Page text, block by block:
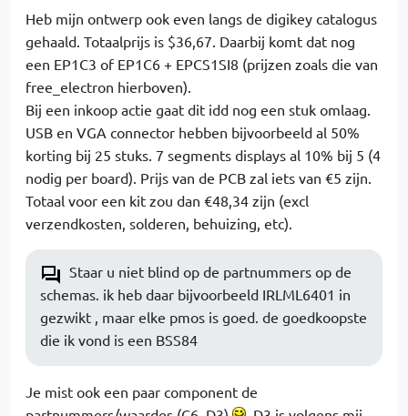
Heb mijn ontwerp ook even langs de digikey catalogus
gehaald. Totaalprijs is $36,67. Daarbij komt dat nog
een EP1C3 of EP1C6 + EPCS1SI8 (prijzen zoals die van
free_electron hierboven).
Bij een inkoop actie gaat dit idd nog een stuk omlaag.
USB en VGA connector hebben bijvoorbeeld al 50%
korting bij 25 stuks. 7 segments displays al 10% bij 5 (4
nodig per board). Prijs van de PCB zal iets van €5 zijn.
Totaal voor een kit zou dan €48,34 zijn (excl
verzendkosten, solderen, behuizing, etc).
Staar u niet blind op de partnummers op de
schemas. ik heb daar bijvoorbeeld IRLML6401 in
gezwikt , maar elke pmos is goed. de goedkoopste
die ik vond is een BSS84
Je mist ook een paar component de